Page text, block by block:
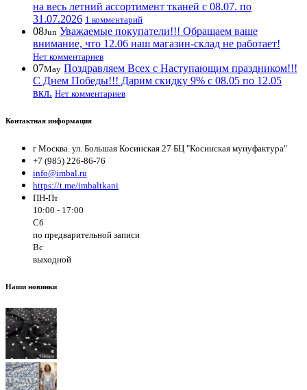
на весь летний ассортимент тканей с 08.07. по
31.07.2026 1 комментарий
08Jun Уважаемые покупатели!!! Обращаем ваше
внимание, что 12.06 наш магазин-склад не работает!
Нет комментариев
07May Поздравляем Всех с Наступающим праздником!!!
С Днем Победы!!! Дарим скидку 9% с 08.05 по 12.05
вкл. Нет комментариев
Контактная информация
г Москва. ул. Большая Косинская 27 БЦ "Косинская мунуфактура"
+7 (985) 226-86-76
info@imbal.ru
https://t.me/imbaltkani
ПН-Пт
10:00 - 17:00
Сб
по предварительной записи
Вс
выходной
Наши новинки